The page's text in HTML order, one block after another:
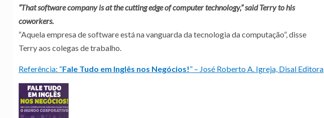
“That software company is at the cutting edge of computer technology,” said Terry to his
coworkers.
“Aquela empresa de software está na vanguarda da tecnologia da computação”, disse
Terry aos colegas de trabalho.
Referência: “Fale Tudo em Inglês nos Negócios!” – José Roberto A. Igreja, Disal Editora